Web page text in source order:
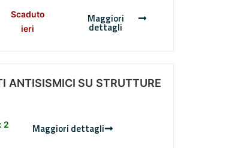
Scaduto
ieri
Maggiori
dettagli
ANTISISMICI SU STRUTTURE
2 Maggiori dettagli